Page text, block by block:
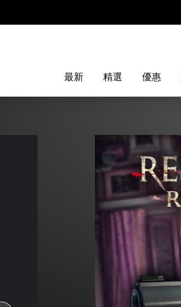
最新 精選 優惠